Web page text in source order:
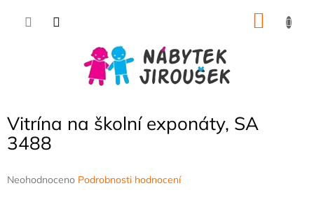
Vitrína na školní exponáty, SA
3488
Průměrné
Neohodnoceno Podrobnosti hodnocení